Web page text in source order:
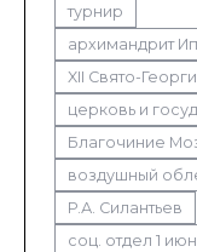
турнир
архимандрит
XII Свято-
церковь и
Благочиние
воздушный
Р.А. Силантьев
соц. отдел 1